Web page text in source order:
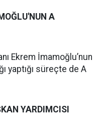
A
Ekrem İmamoğlu’nun
yaptığı süreçte de A
YARDIMCISI